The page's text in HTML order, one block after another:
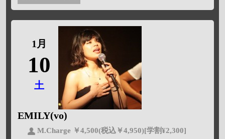
1月
10
土
EMILY(vo)
M.Charge ￥4,500(税込￥4,950)[学割¥2,300]